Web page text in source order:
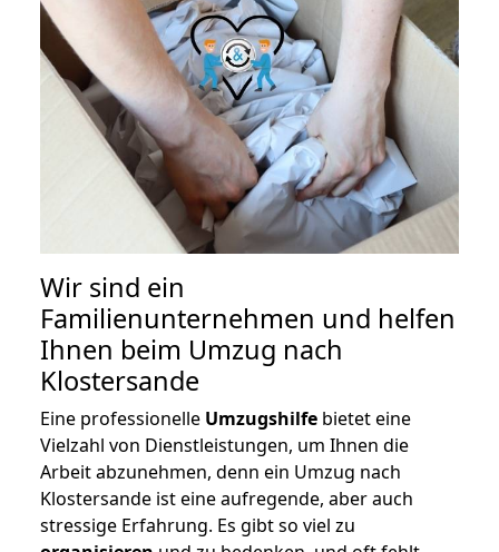
Wir sind ein
Familienunternehmen und helfen
Ihnen beim Umzug nach
Klostersande
Eine professionelle Umzugshilfe bietet eine
Vielzahl von Dienstleistungen, um Ihnen die
Arbeit abzunehmen, denn ein Umzug nach
Klostersande ist eine aufregende, aber auch
stressige Erfahrung. Es gibt so viel zu